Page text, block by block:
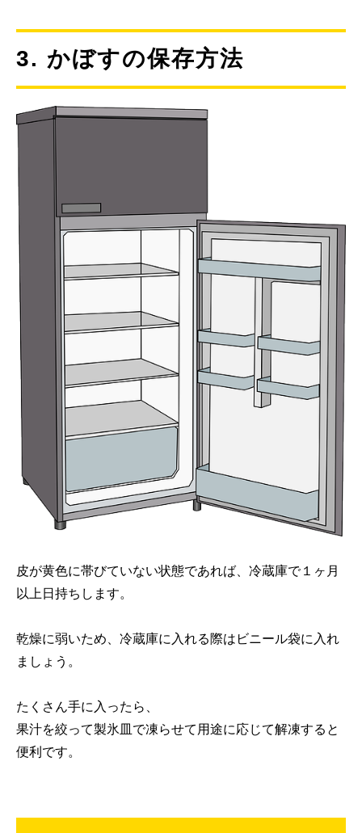
3. かぼすの保存方法
皮が黄色に帯びていない状態であれば、冷蔵庫で１ヶ月
以上日持ちします。
乾燥に弱いため、冷蔵庫に入れる際はビニール袋に入れ
ましょう。
たくさん手に入ったら、
果汁を絞って製氷皿で凍らせて用途に応じて解凍すると
便利です。